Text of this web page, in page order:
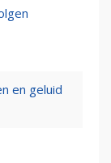
en geluid